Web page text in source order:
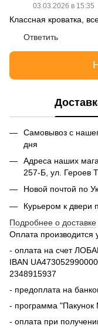
03.03.2026 в 15:35
Классная кроватка,
Ответить
Самовывоз с
дня
Адреса наших
257-Б, ул. Героев
Новой почтой по
Курьером к двери
Подробнее о доставке
Оплата
- оплата на счет
IBAN
2348915937
- предоплата на
- программа
- оплата при